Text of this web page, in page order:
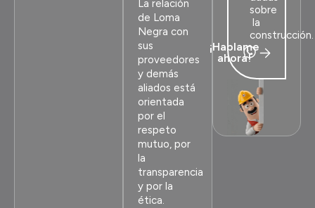
La relación
de Loma
Negra con
sus
proveedores
y demás
aliados está
orientada
por el
respeto
mutuo, por
la
transparencia
y por la
ética.
sobre
la
construcción.
¡Hablame
ahora!